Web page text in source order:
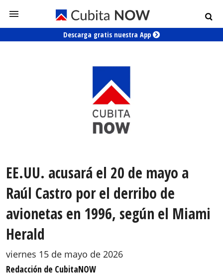
Descarga gratis nuestra App
EE.UU. acusará el 20 de mayo a
Raúl Castro por el derribo de
avionetas en 1996, según el Miami
Herald
viernes 15 de mayo de 2026
Redacción de CubitaNOW